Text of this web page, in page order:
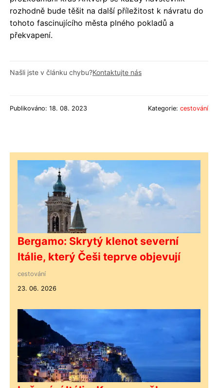
rozhodně bude těšit na další příležitost k návratu do
tohoto fascinujícího města plného pokladů a
překvapení.
Našli jste v článku chybu?Kontaktujte nás
Publikováno: 18. 08. 2023 Kategorie: cestování
Bergamo: Skrytý klenot severní
Itálie, který Češi teprve objevují
cestování
23. 06. 2026